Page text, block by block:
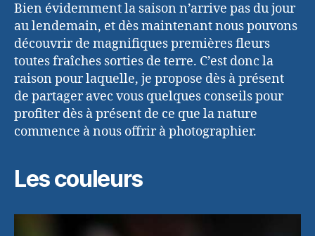
Bien évidemment la saison n’arrive pas du jour
au lendemain, et dès maintenant nous pouvons
découvrir de magnifiques premières fleurs
toutes fraîches sorties de terre. C’est donc la
raison pour laquelle, je propose dès à présent
de partager avec vous quelques conseils pour
profiter dès à présent de ce que la nature
commence à nous offrir à photographier.
Les couleurs